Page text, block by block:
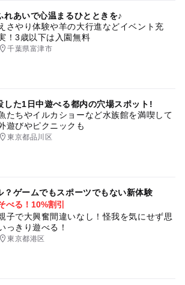
れあいで心温まるひとときを♪
さやり体験や羊の大行進などイベント充
！3歳以下は入園無料
千葉県富津市
した1日中遊べる都内の穴場スポット!
たちやイルカショーなど水族館を満喫して
遊びやピクニックも
東京都品川区
？ゲームでもスポーツでもない新体験
べる！10%割引
子で大興奮間違いなし！怪我を気にせず思
っきり遊べる！
東京都港区